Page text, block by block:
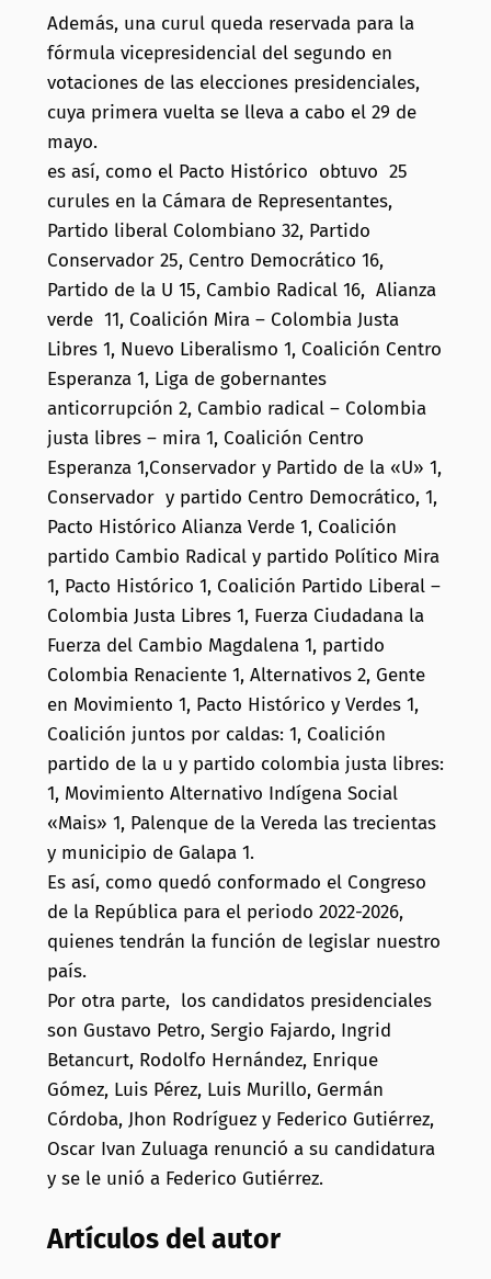
Además, una curul queda reservada para la
fórmula vicepresidencial del segundo en
votaciones de las elecciones presidenciales,
cuya primera vuelta se lleva a cabo el 29 de
mayo.
es así, como el Pacto Histórico obtuvo 25
curules en la Cámara de Representantes,
Partido liberal Colombiano 32, Partido
Conservador 25, Centro Democrático 16,
Partido de la U 15, Cambio Radical 16, Alianza
verde 11, Coalición Mira – Colombia Justa
Libres 1, Nuevo Liberalismo 1, Coalición Centro
Esperanza 1, Liga de gobernantes
anticorrupción 2, Cambio radical – Colombia
justa libres – mira 1, Coalición Centro
Esperanza 1,Conservador y Partido de la «U» 1,
Conservador y partido Centro Democrático, 1,
Pacto Histórico Alianza Verde 1, Coalición
partido Cambio Radical y partido Político Mira
1, Pacto Histórico 1, Coalición Partido Liberal –
Colombia Justa Libres 1, Fuerza Ciudadana la
Fuerza del Cambio Magdalena 1, partido
Colombia Renaciente 1, Alternativos 2, Gente
en Movimiento 1, Pacto Histórico y Verdes 1,
Coalición juntos por caldas: 1, Coalición
partido de la u y partido colombia justa libres:
1, Movimiento Alternativo Indígena Social
«Mais» 1, Palenque de la Vereda las trecientas
y municipio de Galapa 1.
Es así, como quedó conformado el Congreso
de la República para el periodo 2022-2026,
quienes tendrán la función de legislar nuestro
país.
Por otra parte, los candidatos presidenciales
son Gustavo Petro, Sergio Fajardo, Ingrid
Betancurt, Rodolfo Hernández, Enrique
Gómez, Luis Pérez, Luis Murillo, Germán
Córdoba, Jhon Rodríguez y Federico Gutiérrez,
Oscar Ivan Zuluaga renunció a su candidatura
y se le unió a Federico Gutiérrez.
Artículos del autor